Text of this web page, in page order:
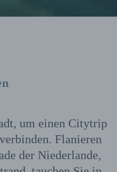
um einen Citytrip
Flanieren
der Niederlande,